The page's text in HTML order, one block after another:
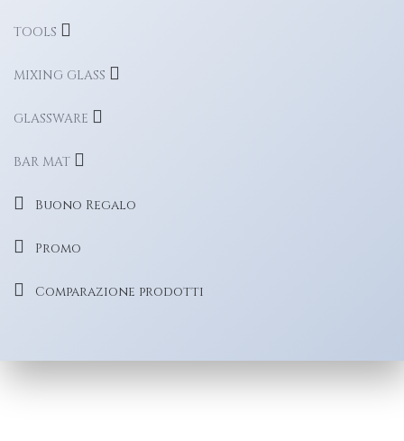
TOOLS
MIXING GLASS
GLASSWARE
BAR MAT
Buono Regalo
Promo
Comparazione prodotti